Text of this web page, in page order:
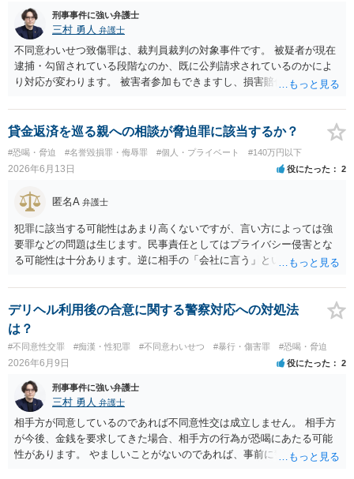
刑事事件に強い弁護士
三村 勇人 弁護士
不同意わいせつ致傷罪は、裁判員裁判の対象事件です。 被疑者が現在
逮捕・勾留されている段階なのか、既に公判請求されているのかによ
り対応が変わります。 被害者参加もできますし、損害賠償命令制度も
第三者を保証人とする内容で債務名義を取得できるの、まずは刑事和
解を検討します。 弁護士に依頼せず、ご自身で手続きを進めることは
できますが、経験上うまくいった例をみたことがありません。 弁護士
へご相談されることをお勧めはいたします。 ※余談ですが、被害者通
知を依頼すると現在の検察庁での捜査進行や公判期日を知ることがで
きますので、送致後であれば検察庁に電話してみてください。
貸金返済を巡る親への相談が脅迫罪に該当するか？
#恐喝・脅迫 #名誉毀損罪・侮辱罪 #個人・プライベート #140万円以下
2026年6月13日 役にたった 2
匿名A 弁護士
犯罪に該当する可能性はあまり高くないですが、言い方によっては強
要罪などの問題は生じます。民事責任としてはプライバシー侵害とな
る可能性は十分あります。逆に相手の「会社に言う」という発言は脅
（双方の主張ともに取り合わない）でしょう。 返済がなされないので
あれば訴訟や支払督促など法的措置を取るべきというのが法律相談と
しての模範解答となります。「親に言う」という行為が犯罪に該当し
ないとしても、本件のように余計なトラブルを招き、相手が反発して
任意の返済が期待できなくなり、事情によっては不法行為を主張され
て事実上相殺（減額）となってしまうリスクもあり、何の得にもなり
ません。
デリヘル利用後の合意に関する警察対応への対処法
は？
#不同意性交罪 #痴漢・性犯罪 #不同意わいせつ #暴行・傷害罪 #恐喝・脅迫
2026年6月9日 役にたった 2
刑事事件に強い弁護士
三村 勇人 弁護士
相手方が同意しているのであれば不同意性交は成立しません。 相手方
が今後、金銭を要求してきた場合、相手方の行為が恐喝にあたる可能
性があります。 やましいことがないのであれば、事前に警察に相談す